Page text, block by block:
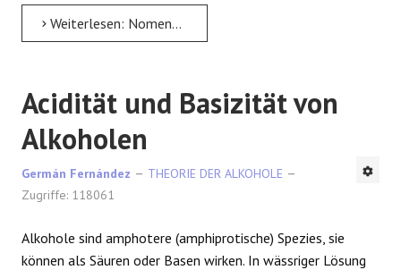
Weiterlesen: Nomenklatur von Alkohol
Acidität und Basizität von
Alkoholen
Germán Fernández
THEORIE DER ALKOHOLE
Zugriffe: 118061
Alkohole sind amphotere (amphiprotische) Spezies, sie
können als Säuren oder Basen wirken. In wässriger Lösung